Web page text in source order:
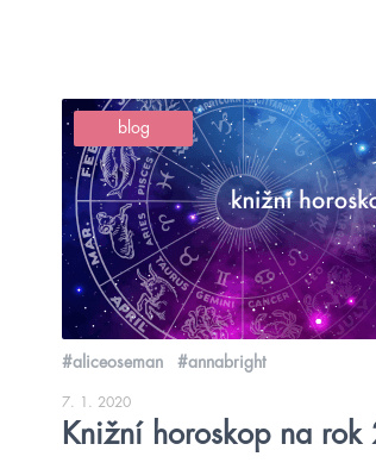
blog
#aliceoseman #annabright
7. 1. 2020
Knižní horoskop na rok